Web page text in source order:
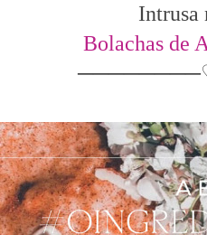
Intrusa
Bolachas de